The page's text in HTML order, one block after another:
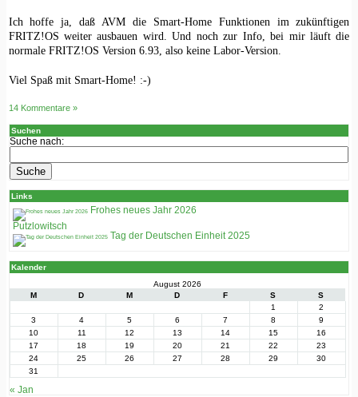
Ich hoffe ja, daß AVM die Smart-Home Funktionen im zukünftigen
FRITZ!OS weiter ausbauen wird. Und noch zur Info, bei mir läuft die
normale FRITZ!OS Version 6.93, also keine Labor-Version.
Viel Spaß mit Smart-Home! :-)
14 Kommentare »
Suchen
Suche nach:
Links
Frohes neues Jahr 2026
Putzlowitsch
Tag der Deutschen Einheit 2025
Kalender
August 2026
M
D M D F S
S
1
2
3
4 5 6 7 8
9
10
11 12 13 14 15
16
17
18 19 20 21 22
23
24
25 26 27 28 29
30
31
« Jan